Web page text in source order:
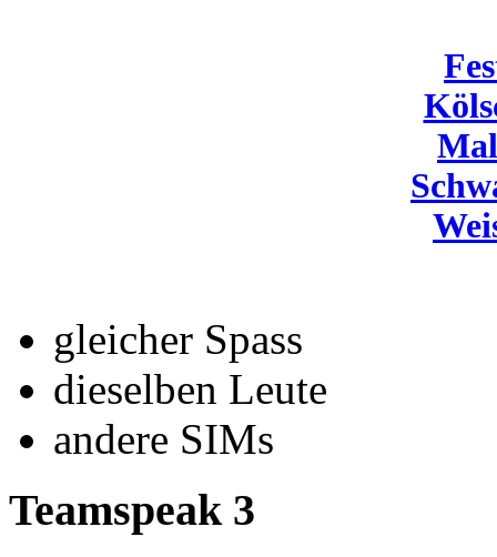
gleicher Spass
dieselben Leute
andere SIMs
Teamspeak 3